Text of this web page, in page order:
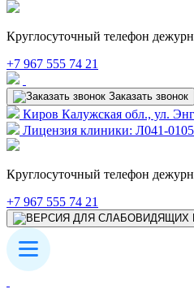
Круглосуточный телефон
+7 967 555 74 21
Заказать звонок
Киров Калужская обл., ул.
Лицензия клиники: Л041-
Круглосуточный телефон
+7 967 555 74 21